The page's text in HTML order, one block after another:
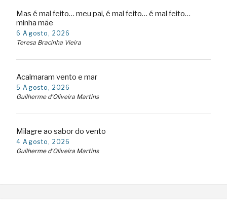
Mas é mal feito… meu pai, é mal feito… é mal feito…
minha mãe
6 Agosto, 2026
Teresa Bracinha Vieira
Acalmaram vento e mar
5 Agosto, 2026
Guilherme d'Oliveira Martins
Milagre ao sabor do vento
4 Agosto, 2026
Guilherme d'Oliveira Martins